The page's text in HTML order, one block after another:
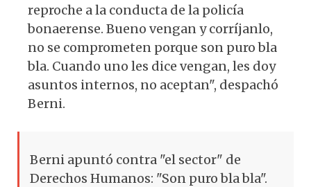
reproche a la conducta de la policía
bonaerense. Bueno vengan y corríjanlo,
no se comprometen porque son puro bla
bla. Cuando uno les dice vengan, les doy
asuntos internos, no aceptan", despachó
Berni.
Berni apuntó contra "el sector" de
Derechos Humanos: "Son puro bla bla".